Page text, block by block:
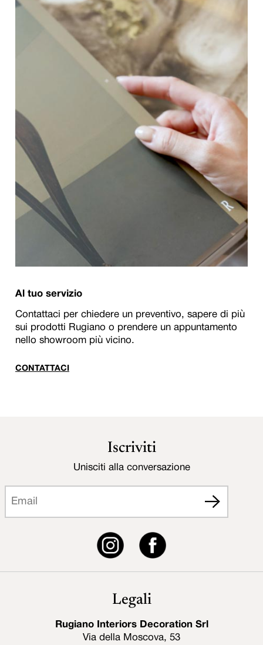
Al tuo servizio
Contattaci per chiedere un preventivo, sapere di più
sui prodotti Rugiano o prendere un appuntamento
nello showroom più vicino.
CONTATTACI
Legali
Rugiano Interiors Decoration Srl
Via della Moscova, 53
Iscriviti
Unisciti alla conversazione